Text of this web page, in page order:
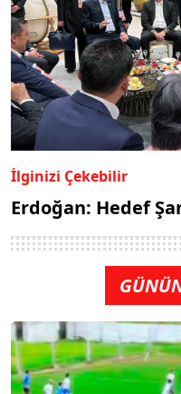
İlginizi Çekebilir
Erdoğan: Hedef